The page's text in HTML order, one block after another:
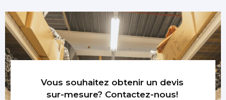
Vous souhaitez obtenir un devis
sur-mesure? Contactez-nous!